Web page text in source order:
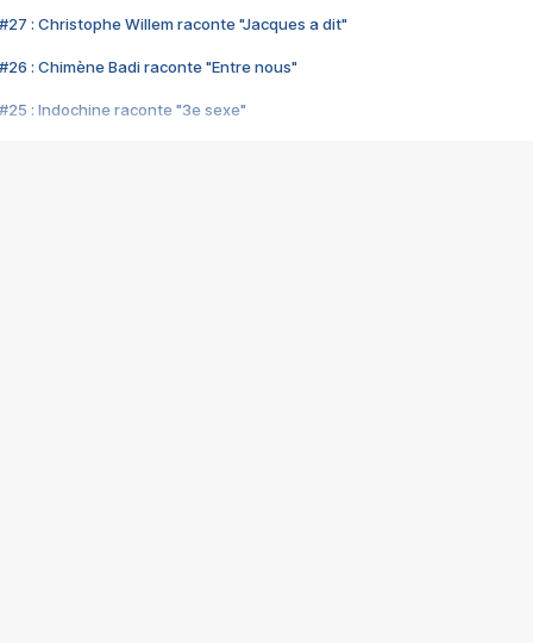
#27 : Christophe Willem raconte "Jacques a dit"
#26 : Chimène Badi raconte "Entre nous"
#25 : Indochine raconte "3e sexe"